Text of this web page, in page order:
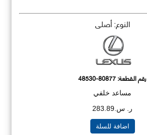
النوع: أصلي
رقم القطعة:48530-80877
مساعد خلفي
ر. س.283.89
اضافة للسلة